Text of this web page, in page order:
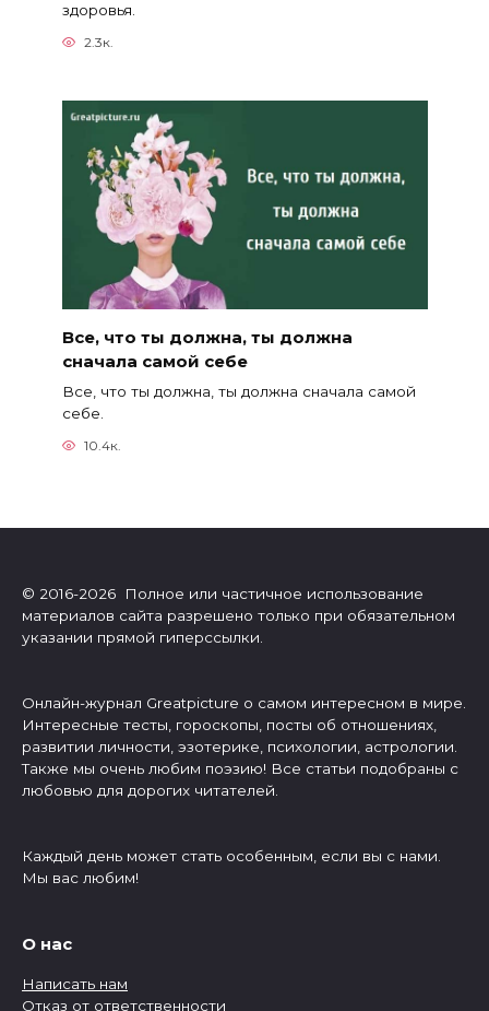
здоровья.
2.3к.
Все, что ты должна, ты должна
сначала самой себе
Все, что ты должна, ты должна сначала самой
себе.
10.4к.
© 2016-2026 Полное или частичное использование
материалов сайта разрешено только при обязательном
указании прямой гиперссылки.
Онлайн-журнал Greatpicture о самом интересном в мире.
Интересные тесты, гороскопы, посты об отношениях,
развитии личности, эзотерике, психологии, астрологии.
Также мы очень любим поэзию! Все статьи подобраны с
любовью для дорогих читателей.
Каждый день может стать особенным, если вы с нами.
Мы вас любим!
О нас
Написать нам
Отказ от ответственности